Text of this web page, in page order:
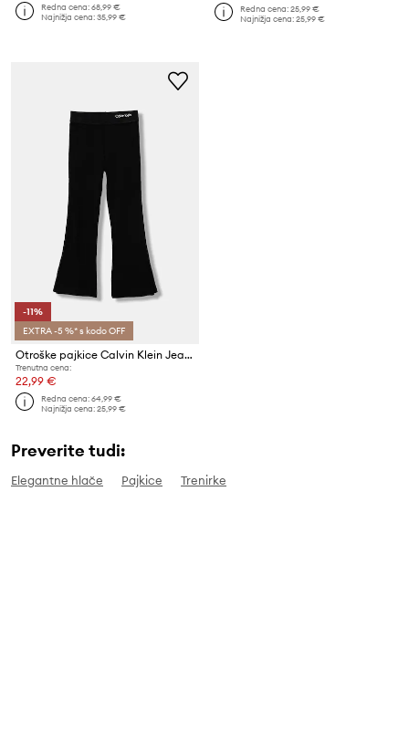
Redna cena:68,99 €
Najnižja cena:35,99 €
Redna cena:25,99 €
Najnižja cena:25,99 €
-11%
EXTRA -5 %* s kodo OFF
Otroške pajkice Calvin Klein Jeans
Trenutna cena:
22,99 €
Redna cena:64,99 €
Najnižja cena:25,99 €
Preverite tudi:
Elegantne hlače Pajkice Trenirke